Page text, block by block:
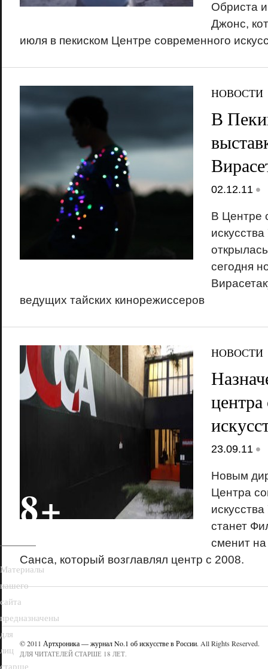
Обриста
Джонс,
июля в пекиском Центре современного
НОВОСТИ
В
02.12.11 •
В Центре
сегодня
ведущих тайских кинорежиссеров
НОВОСТИ
23.09.11 •
Новым
Центра
станет
сменит
Санса, который возглавлял центр с 2008.
© 2011 Артхроника — журнал No.1 об искусстве в России. All Rights Reserved.
ДЛЯ ЧИТАТЕЛЕЙ СТАРШЕ 18 ЛЕТ.
18+
Материалы
нашего
сайта
предназначены
для
лиц
старше